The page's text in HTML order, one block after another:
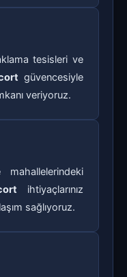
tesisleri ve
güvencesiyle
veriyoruz.
ihtiyaçlarınız
sağlıyoruz.